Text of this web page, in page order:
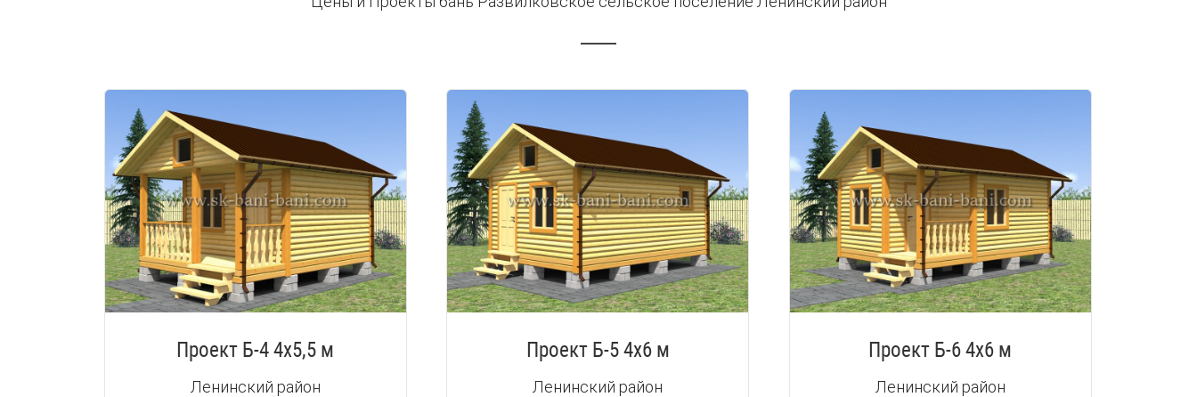
Проект Б-4 4х5,5 м
Ленинский район
Проект Б-5 4х6 м
Ленинский район
Проект Б-6 4х6 м
Ленинский район